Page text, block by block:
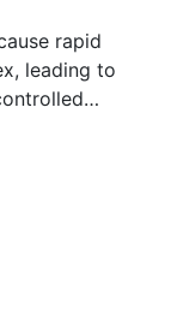
rapid
leading to
and
that feature
In this
optic
including